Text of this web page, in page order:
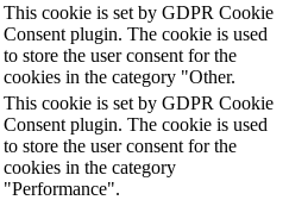
This cookie is set by GDPR Cookie
Consent plugin. The cookie is used
to store the user consent for the
cookies in the category "Other.
This cookie is set by GDPR Cookie
Consent plugin. The cookie is used
to store the user consent for the
cookies in the category
"Performance".